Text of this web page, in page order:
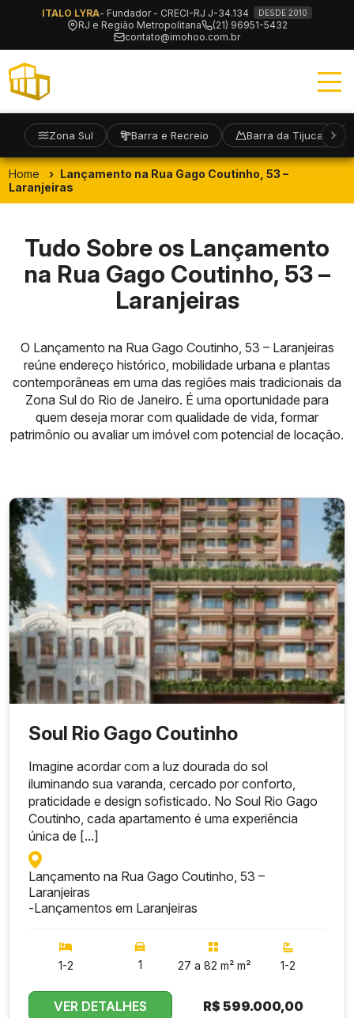
ITALO LYRA- Fundador - CRECI-RJ J-34.134 DESDE 2010
RJ e Região Metropolitana
(21) 96951-5432
contato@imohoo.com.br
Zona Sul Barra e Recreio Barra da Tijuca
Home
Lançamento na Rua Gago Coutinho, 53 –
Laranjeiras
Tudo Sobre os Lançamento
na Rua Gago Coutinho, 53 –
Laranjeiras
O Lançamento na Rua Gago Coutinho, 53 – Laranjeiras
reúne endereço histórico, mobilidade urbana e plantas
contemporâneas em uma das regiões mais tradicionais da
Zona Sul do Rio de Janeiro. É uma oportunidade para
quem deseja morar com qualidade de vida, formar
patrimônio ou avaliar um imóvel com potencial de locação.
Soul Rio Gago Coutinho
Imagine acordar com a luz dourada do sol
iluminando sua varanda, cercado por conforto,
praticidade e design sofisticado. No Soul Rio Gago
Coutinho, cada apartamento é uma experiência
única de [...]
Lançamento na Rua Gago Coutinho, 53 –
Laranjeiras
-Lançamentos em Laranjeiras
1-2 1 27 a 82 m² m² 1-2
VER DETALHES R$599.000,00